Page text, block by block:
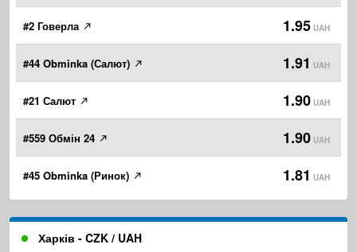
#2 Говерла 1.95 UAH
#44 Obminka (Салют) 1.91 UAH
#21 Салют 1.90 UAH
#559 Обмін 24 1.90 UAH
#45 Obminka (Ринок) 1.81 UAH
Харків - CZK / UAH